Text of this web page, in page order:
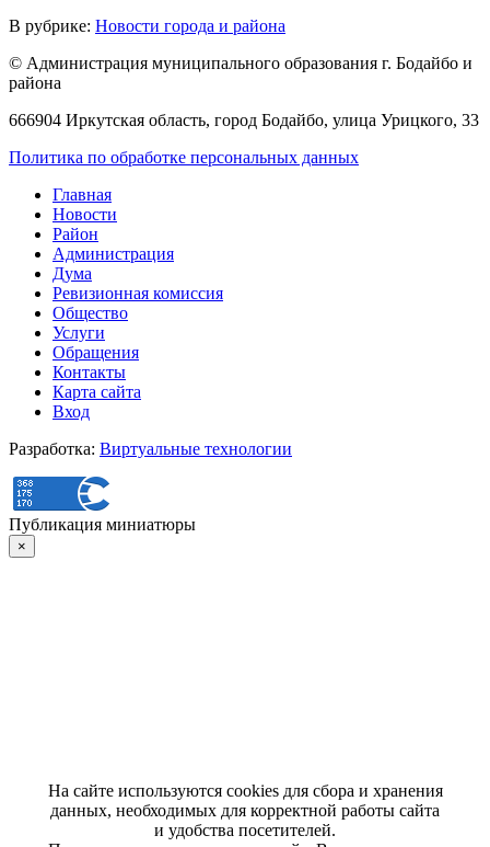
В рубрике: Новости города и района
© Администрация муниципального образования г. Бодайбо и
района
666904 Иркутская область, город Бодайбо, улица Урицкого, 33
Политика по обработке персональных данных
Главная
Новости
Район
Администрация
Дума
Ревизионная комиссия
Общество
Услуги
Обращения
Контакты
Карта сайта
Вход
Разработка: Виртуальные технологии
Публикация миниатюры
×
На сайте используются cookies для сбора и хранения
данных, необходимых для корректной работы сайта
и удобства посетителей.